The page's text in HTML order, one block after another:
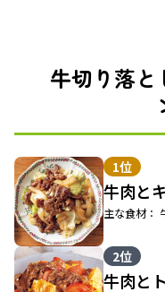
牛切り落と
1位
牛肉と
主な食材：
2位
牛肉と